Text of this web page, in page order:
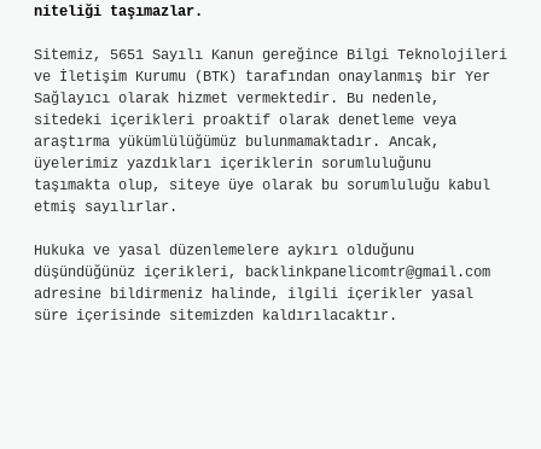
niteliği taşımazlar.
Sitemiz, 5651 Sayılı Kanun gereğince Bilgi Teknolojileri
ve İletişim Kurumu (BTK) tarafından onaylanmış bir Yer
Sağlayıcı olarak hizmet vermektedir. Bu nedenle,
sitedeki içerikleri proaktif olarak denetleme veya
araştırma yükümlülüğümüz bulunmamaktadır. Ancak,
üyelerimiz yazdıkları içeriklerin sorumluluğunu
taşımakta olup, siteye üye olarak bu sorumluluğu kabul
etmiş sayılırlar.
Hukuka ve yasal düzenlemelere aykırı olduğunu
düşündüğünüz içerikleri, backlinkpanelicomtr@gmail.com
adresine bildirmeniz halinde, ilgili içerikler yasal
süre içerisinde sitemizden kaldırılacaktır.